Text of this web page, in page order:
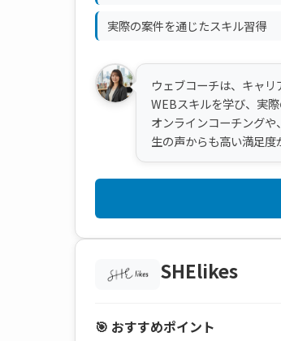
実際の案件を通じたスキル習得
ウェブコーチは、キャ
WEBスキルを学び、実
オンラインコーチング
生の声からも高い満足度
SHElikes
🎯 おすすめポイント